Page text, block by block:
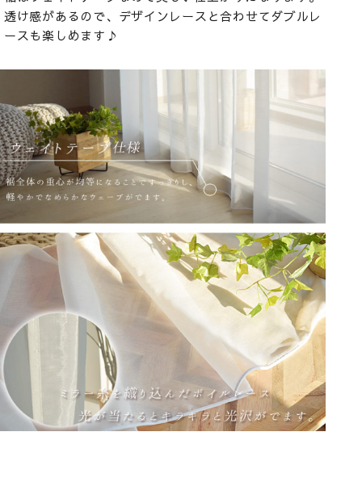
透け感があるので、デザインレースと合わせてダブルレ
ースも楽しめます♪